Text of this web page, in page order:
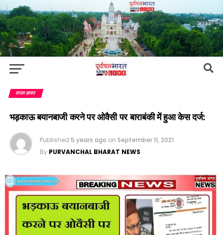
ताज़ा ख़बर
भड़काऊ बयानबाजी करने पर ओवैसी पर बाराबंकी में हुआ केस दर्ज:
Published 5 years ago on September 11, 2021
By PURVANCHAL BHARAT NEWS